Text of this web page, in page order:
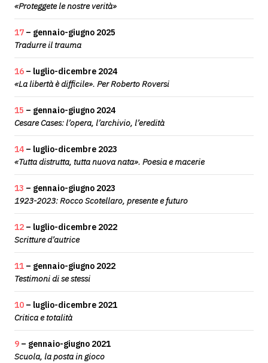
«Proteggete le nostre verità»
17 – gennaio-giugno 2025
Tradurre il trauma
16 – luglio-dicembre 2024
«La libertà è difficile». Per Roberto Roversi
15 – gennaio-giugno 2024
Cesare Cases: l’opera, l’archivio, l’eredità
14 – luglio-dicembre 2023
«Tutta distrutta, tutta nuova nata». Poesia e macerie
13 – gennaio-giugno 2023
1923-2023: Rocco Scotellaro, presente e futuro
12 – luglio-dicembre 2022
Scritture d’autrice
11 – gennaio-giugno 2022
Testimoni di se stessi
10 – luglio-dicembre 2021
Critica e totalità
9 – gennaio-giugno 2021
Scuola, la posta in gioco